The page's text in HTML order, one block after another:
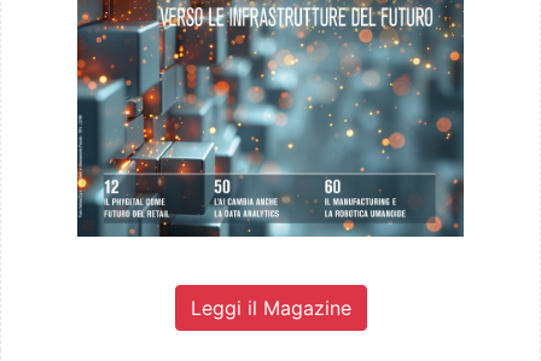
Leggi il Magazine